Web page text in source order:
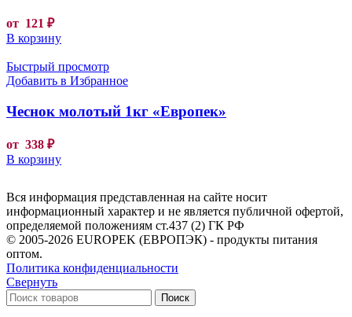
от 121 ₽
В корзину
Быстрый просмотр
Добавить в Избранное
Чеснок молотый 1кг «Европек»
от 338 ₽
В корзину
Вся информация представленная на сайте носит
информационный характер и не является публичной офертой,
определяемой положениям ст.437 (2) ГК РФ
© 2005-2026 EUROPEK (ЕВРОПЭК) - продукты питания
оптом.
Политика конфиденциальности
Свернуть
Поиск